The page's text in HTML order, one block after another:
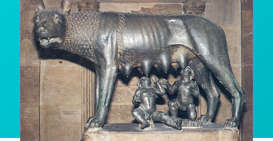
Rome ne s’est pas
construite en un jour
!
3 Nov 2008